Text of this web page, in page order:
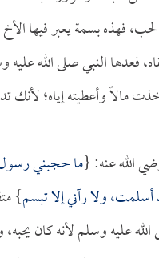
فهذه بسمة يعبر فيها
فعدها النبي صلى الله
مالاً وأعطيته إياه؛ لأنك
الله عنه: {ما حجبني
أسلمت، ولا رآني إلا تبسم}
عليه وسلم لأنه كان